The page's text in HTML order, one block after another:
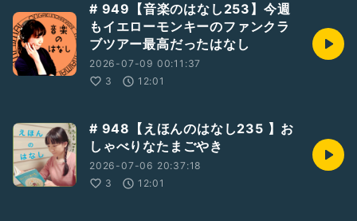
# 949【音楽のはなし253】今週
もイエローモンキーのファンクラ
ブツアー最高だったはなし
2026-07-09 00:11:37
3
12:01
# 948【えほんのはなし235 】お
しゃべりなたまごやき
2026-07-06 20:37:18
3
12:01